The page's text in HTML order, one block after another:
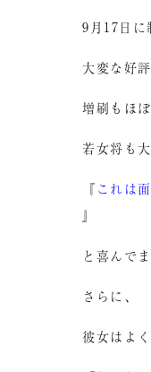
9月17日に
大変な好評
増刷もほ
若女将も
『 これは
』
と喜んで
さらに、
彼女はよ